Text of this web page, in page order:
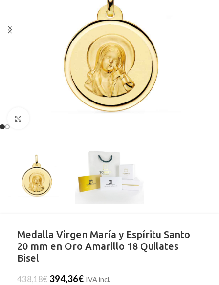
Medalla Virgen María y Espíritu Santo
20 mm en Oro Amarillo 18 Quilates
Bisel
438,18€ 394,36€ IVA incl.